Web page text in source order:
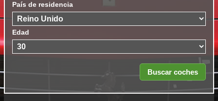
País de residencia
Edad